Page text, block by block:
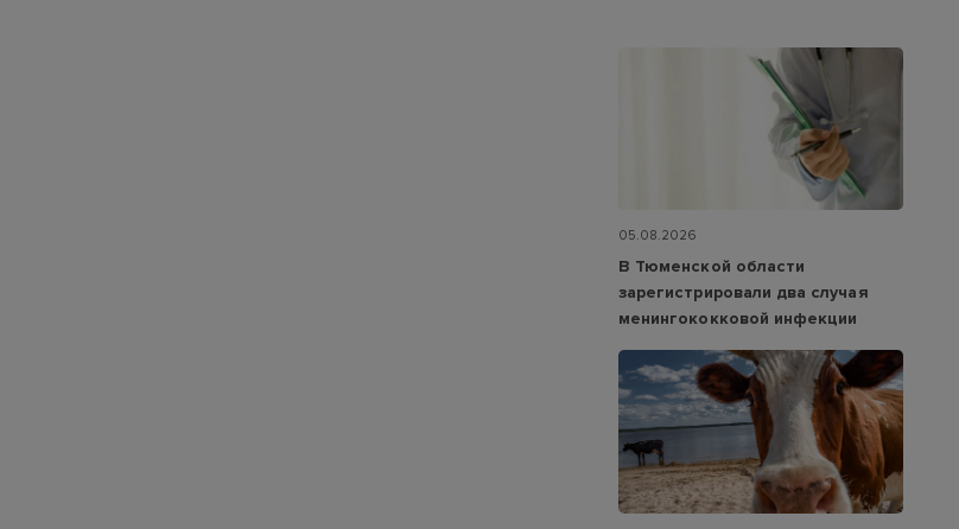
05.08.2026
В Тюменской области
зарегистрировали два случая
менингококковой инфекции